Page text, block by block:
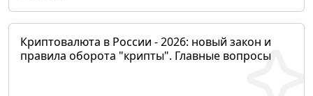
Криптовалюта в России - 2026: новый закон и
правила оборота "крипты". Главные вопросы